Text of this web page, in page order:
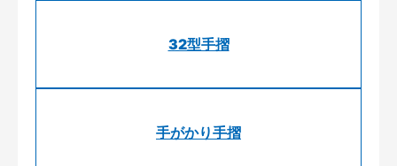
32型手摺
手がかり手摺